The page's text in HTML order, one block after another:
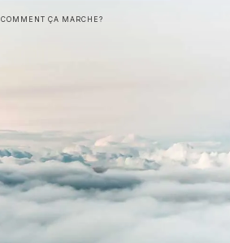
COMMENT ÇA MARCHE?